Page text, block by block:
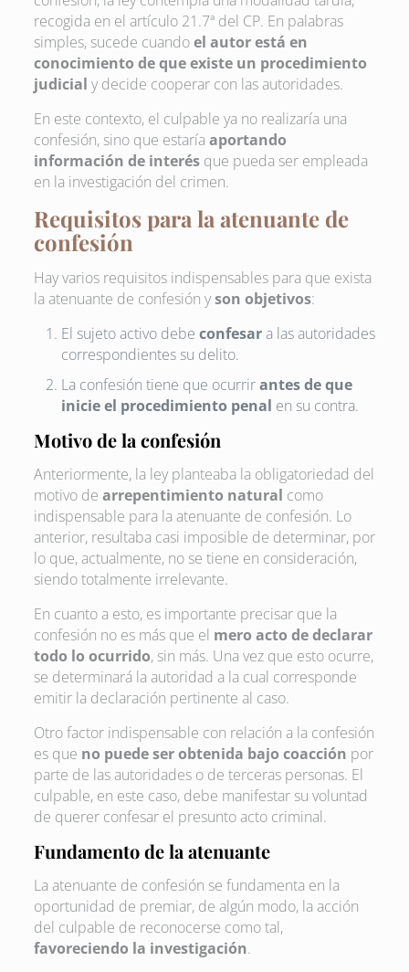
recogida en el artículo 21.7ª del CP. En palabras
simples, sucede cuandoel autor está en
conocimiento de que existe un procedimiento
judicial y decide cooperar con las autoridades.
En este contexto, el culpable ya no realizaría una
confesión, sino que estaría aportando
información de interés que pueda ser empleada
en la investigación del crimen.
Requisitos para la atenuante de
confesión
Hay varios requisitos indispensables para que exista
la atenuante de confesión yson objetivos:
El sujeto activo debe confesara las autoridades
correspondientes su delito.
La confesión tiene que ocurrirantes de que
inicie el procedimiento penal en su contra.
Motivo de la confesión
Anteriormente, la ley planteaba la obligatoriedad del
motivo de arrepentimiento natural como
indispensable para la atenuante de confesión. Lo
anterior, resultaba casi imposible de determinar, por
lo que, actualmente, no se tiene en consideración,
siendo totalmente irrelevante.
En cuanto a esto, es importante precisar que la
confesión no es más que el mero acto de declarar
todo lo ocurrido, sin más. Una vez que esto ocurre,
se determinará la autoridad a la cual corresponde
emitir la declaración pertinente al caso.
Otro factor indispensable con relación a la confesión
es que no puede ser obtenida bajo coacción por
parte de las autoridades o de terceras personas. El
culpable, en este caso, debe manifestar su voluntad
de querer confesar el presunto acto criminal.
Fundamento de la atenuante
La atenuante de confesión se fundamenta en la
oportunidad de premiar, de algún modo, la acción
del culpable de reconocerse como tal,
favoreciendo la investigación.